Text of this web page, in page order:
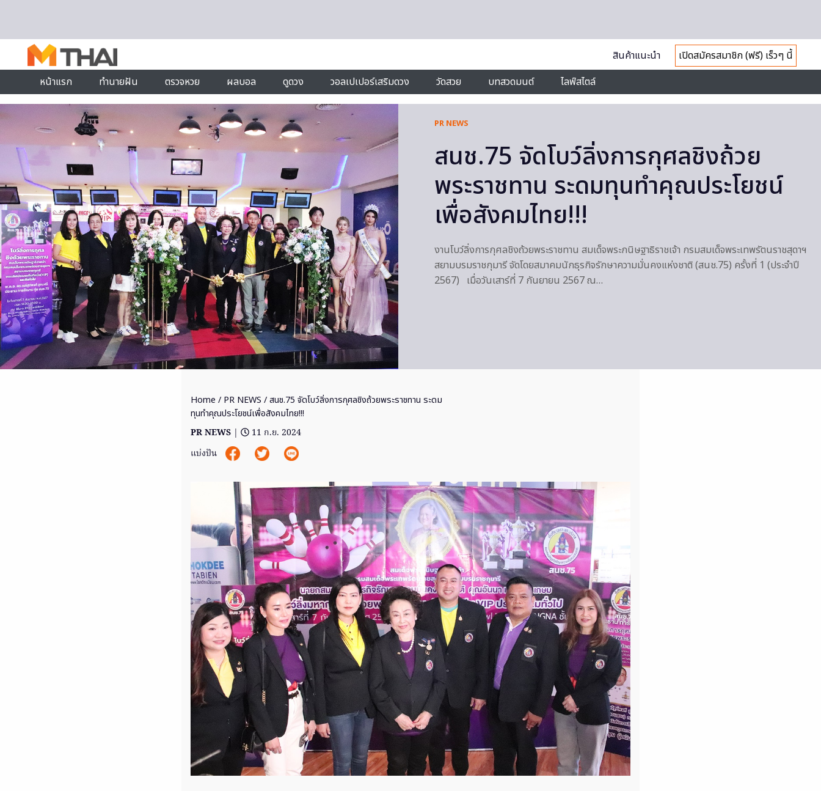
สินค้าแนะนำ
เปิดสมัครสมาชิก (ฟรี) เร็วๆ นี้
หน้าแรก
ทำนายฝัน ตรวจหวย ผลบอล ดูดวง วอลเปเปอร์เสริมดวง วัดสวย บทสวดมนต์ ไลฟ์สไตล์
PR NEWS
สนช.75 จัดโบว์ลิ่งการกุศลชิงถ้วย
พระราชทาน ระดมทุนทำคุณประโยชน์
เพื่อสังคมไทย!!!
งานโบว์ลิ่งการกุศลชิงถ้วยพระราชทาน สมเด็จพระกนิษฐาธิราชเจ้า กรมสมเด็จพระเทพรัตนราชสุดาฯ
สยามบรมราชกุมารี จัดโดยสมาคมนักธุรกิจรักษาความมั่นคงแห่งชาติ (สนช.75) ครั้งที่ 1 (ประจำปี
2567) เมื่อวันเสาร์ที่ 7 กันยายน 2567 ณ…
Home / PR NEWS / สนช.75 จัดโบว์ลิ่งการกุศลชิงถ้วยพระราชทาน ระดม
ทุนทำคุณประโยชน์เพื่อสังคมไทย!!!
PR NEWS |
11 ก.ย. 2024
แบ่งปัน